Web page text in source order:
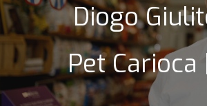
Diogo
Pet Carioca